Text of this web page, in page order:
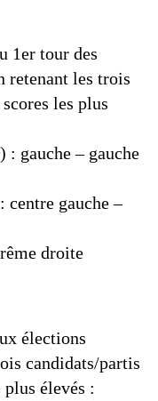
1er tour des
retenant les trois
les plus
: gauche – gauche
gauche –
droite
élections
candidats/partis
plus élevés :